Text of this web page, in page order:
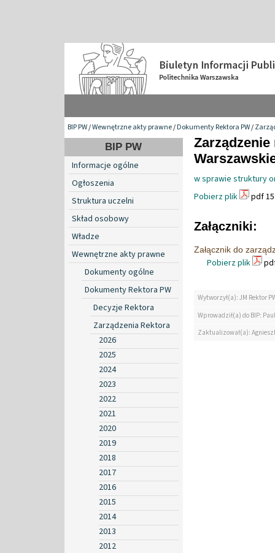
BIP PW/Wewnętrzne akty prawne/Dokumenty Rektora PW/
BIP PW
Informacje ogólne
Ogłoszenia
Struktura uczelni
Skład osobowy
Władze
Wewnętrzne akty prawne
Dokumenty ogólne
Dokumenty Rektora PW
Decyzje Rektora
Zarządzenia Rektora
2026
2025
2024
2023
2022
2021
2020
2019
2018
2017
2016
2015
2014
2013
2012
w sprawie struktury
Pobierz plik
pdf
Załączniki:
Załącznik do
Pobierz plik
Wytworzył(a): JM Rektor
Wprowadził(a) do BIP:
Zaktualizował(a):